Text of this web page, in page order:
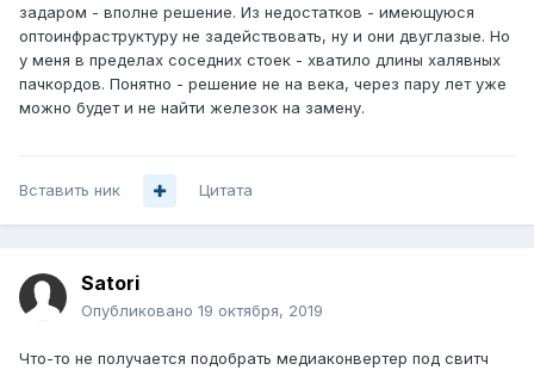
задаром - вполне решение. Из недостатков - имеющуюся
оптоинфраструктуру не задействовать, ну и они двуглазые. Но
у меня в пределах соседних стоек - хватило длины халявных
пачкордов. Понятно - решение не на века, через пару лет уже
можно будет и не найти железок на замену.
Вставить ник Цитата
Satori
Опубликовано 19 октября, 2019
Что-то не получается подобрать медиаконвертер под свитч